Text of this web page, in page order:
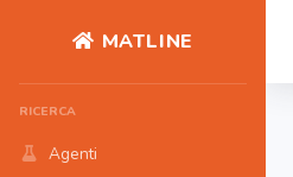
MATLINE
RICERCA
Agenti